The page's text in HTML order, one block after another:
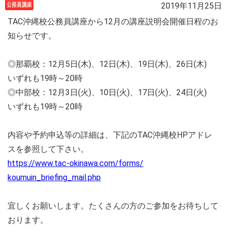
2019年11月25日
TAC沖縄校公務員講座から12月の講座説明会開催日程のお
知らせです。
◎那覇校：12月5日(木)、12日(木)、19日(木)、26日(木)
いずれも19時～20時
◎中部校：12月3日(火)、10日(火)、17日(火)、24日(火)
いずれも19時～20時
内容や予約申込等の詳細は、下記のTAC沖縄校HPアドレ
スを参照して下さい。
https://www.tac-okinawa.com/forms/
koumuin_briefing_mail.php
宜しくお願いします。たくさんの方のご参加をお待ちして
おります。